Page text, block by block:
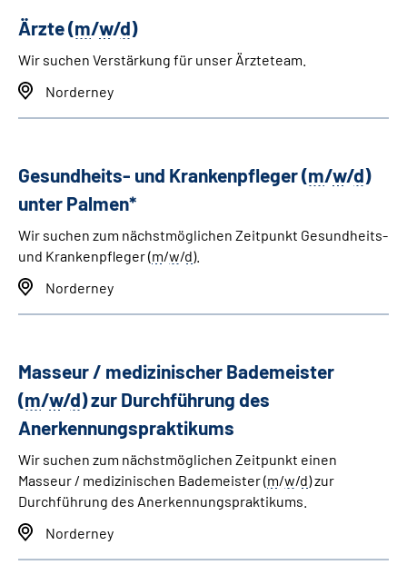
Ärzte (m/w/d)
Wir suchen Verstärkung für unser Ärzteteam.
Norderney
Gesundheits- und Krankenpfleger (m/w/d)
unter Palmen*
Wir suchen zum nächstmöglichen Zeitpunkt Gesundheits-
und Krankenpfleger (m/w/d).
Norderney
Masseur / medizinischer Bademeister
(m/w/d) zur Durchführung des
Anerkennungspraktikums
Wir suchen zum nächstmöglichen Zeitpunkt einen
Masseur / medizinischen Bademeister (m/w/d) zur
Durchführung des Anerkennungspraktikums.
Norderney